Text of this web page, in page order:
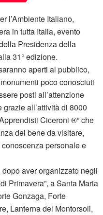
l’Ambiente Italiano,
in tutta Italia, evento
Presidenza della
31° edizione.
aperti al pubblico,
poco conosciuti
posti all’attenzione
all’attività di 8000
Ciceroni ®” che
del bene da visitare,
personale e
aver organizzato negli
Primavera”, a Santa Maria
Gonzaga, Forte
Lanterna del Montorsoli,